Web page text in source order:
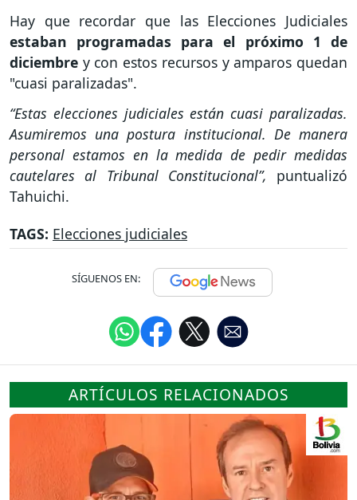
Hay que recordar que las Elecciones Judiciales
estaban programadas para el próximo 1 de
diciembre y con estos recursos y amparos quedan
"cuasi paralizadas".
“Estas elecciones judiciales están cuasi paralizadas.
Asumiremos una postura institucional. De manera
personal estamos en la medida de pedir medidas
cautelares al Tribunal Constitucional”, puntualizó
Tahuichi.
TAGS: Elecciones judiciales
SÍGUENOS EN:
ARTÍCULOS RELACIONADOS